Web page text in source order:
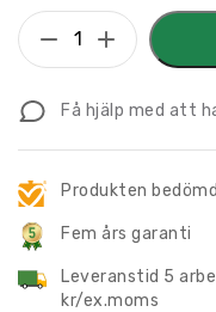
Taktilt
Piktogram
text
Teleslinga
Öra
Få hjälp med att
Produkten
Fem års garanti
Leveranstid 5
kr/ex.moms